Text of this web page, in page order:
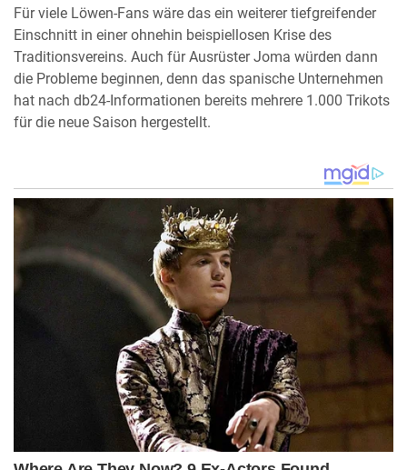
Für viele Löwen-Fans wäre das ein weiterer tiefgreifender
Einschnitt in einer ohnehin beispiellosen Krise des
Traditionsvereins. Auch für Ausrüster Joma würden dann
die Probleme beginnen, denn das spanische Unternehmen
hat nach db24-Informationen bereits mehrere 1.000 Trikots
für die neue Saison hergestellt.